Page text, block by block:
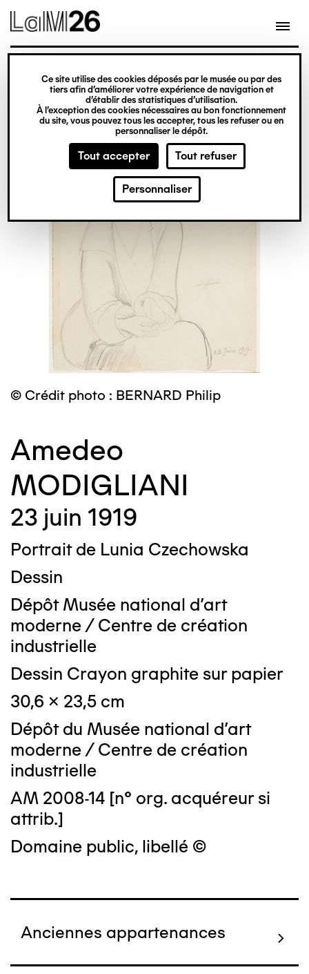
Gestion des cookies
Ce site utilise des cookies déposés par le musée ou par des
tiers afin d’améliorer votre expérience de navigation et
d’établir des statistiques d’utilisation.
À l’exception des cookies nécessaires au bon fonctionnement
du site, vous pouvez tous les accepter, tous les refuser ou en
personnaliser le dépôt.
Tout accepter Tout refuser
Personnaliser
contenu
© Crédit photo : BERNARD Philip
Amedeo
MODIGLIANI
23 juin 1919
Portrait de Lunia Czechowska
Dessin
Dépôt Musée national d'art
moderne / Centre de création
industrielle
Dessin Crayon graphite sur papier
30,6 x 23,5 cm
Dépôt du Musée national d'art
moderne / Centre de création
industrielle
AM 2008-14 [n° org. acquéreur si
attrib.]
Domaine public, libellé ©
Anciennes appartenances